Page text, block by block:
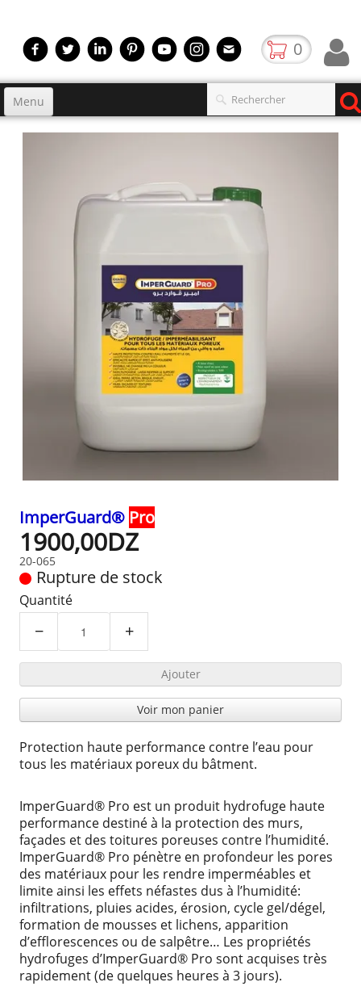
0
Menu
Accueil
▼
ImperGuard® Pro
1900,00DZ
20-065
Rupture de stock
Quantité
− +
Ajouter
Voir mon panier
Protection haute performance contre l’eau pour
tous les matériaux poreux du bâtment.
ImperGuard® Pro est un produit hydrofuge haute
performance destiné à la protection des murs,
façades et des toitures poreuses contre l’humidité.
ImperGuard® Pro pénètre en profondeur les pores
des matériaux pour les rendre imperméables et
limite ainsi les effets néfastes dus à l’humidité:
infiltrations, pluies acides, érosion, cycle gel/dégel,
formation de mousses et lichens, apparition
d’efflorescences ou de salpêtre… Les propriétés
hydrofuges d’ImperGuard® Pro sont acquises très
rapidement (de quelques heures à 3 jours).